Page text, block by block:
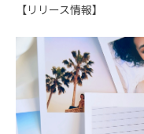
【リリース情報】